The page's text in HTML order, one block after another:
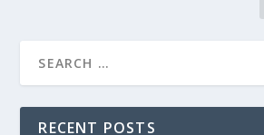
RECENT POSTS